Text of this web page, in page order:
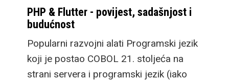
PHP & Flutter - povijest, sadašnjost i
budućnost
Popularni razvojni alati Programski jezik
koji je postao COBOL 21. stoljeća na
strani servera i programski jezik (iako